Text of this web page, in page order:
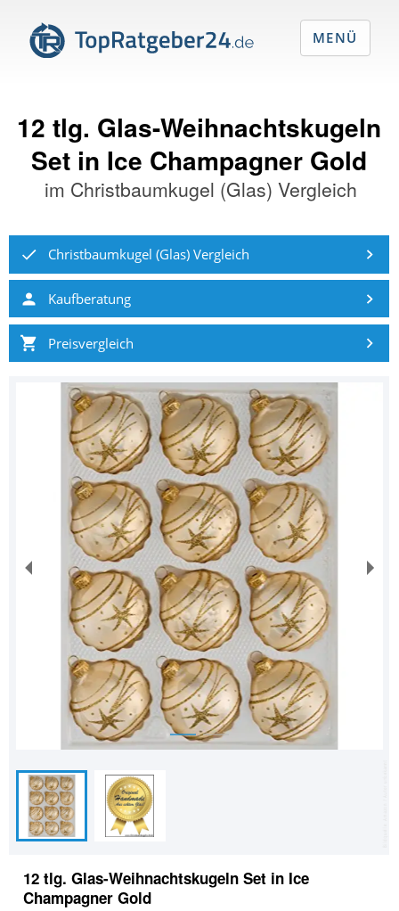
12 tlg. Glas-Weihnachtskugeln
Set in Ice Champagner Gold
im Christbaumkugel (Glas) Vergleich
Christbaumkugel (Glas) Vergleich
Kaufberatung
Preisvergleich
12 tlg. Glas-Weihnachtskugeln Set in Ice
Champagner Gold
MENÜ